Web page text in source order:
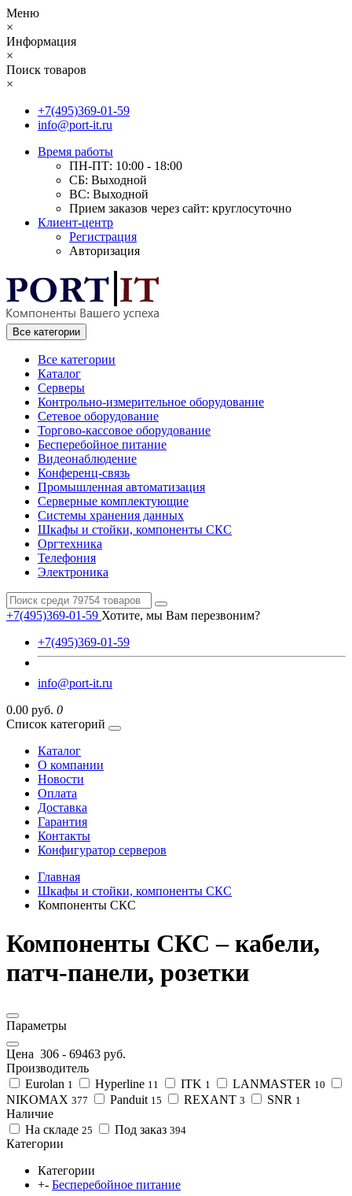
Меню
×
Информация
×
Поиск товаров
×
+7(495)369-01-59
info@port-it.ru
Время работы
ПН-ПТ: 10:00 - 18:00
СБ: Выходной
ВС: Выходной
Прием заказов через сайт: круглосуточно
Клиент-центр
Регистрация
Авторизация
Все категории
Все категории
Каталог
Серверы
Контрольно-измерительное оборудование
Сетевое оборудование
Торгово-кассовое оборудование
Бесперебойное питание
Видеонаблюдение
Конференц-связь
Промышленная автоматизация
Серверные комплектующие
Системы хранения данных
Шкафы и стойки, компоненты СКС
Оргтехника
Телефония
Электроника
+7(495)369-01-59 Хотите, мы Вам перезвоним?
+7(495)369-01-59
info@port-it.ru
0.00 руб. 0
Список категорий
Каталог
О компании
Новости
Оплата
Доставка
Гарантия
Контакты
Конфигуратор серверов
Главная
Шкафы и стойки, компоненты СКС
Компоненты СКС
Компоненты СКС – кабели,
патч-панели, розетки
Параметры
Цена 306 - 69463 руб.
Производитель
Eurolan 1 Hyperline 11 ITK 1 LANMASTER 10
NIKOMAX 377 Panduit 15 REXANT 3 SNR 1
Наличие
На складе 25 Под заказ 394
Категории
Категории
+- Бесперебойное питание